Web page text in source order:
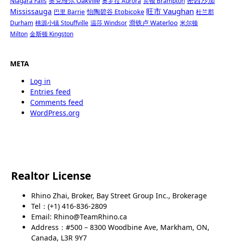
Mississauga 巴里 Barrie 怡陶碧谷 Etobicoke 旺市 Vaughan 杜兰郡
Durham 桃源小镇 Stouffville 温莎 Windsor 滑铁卢 Waterloo 米尔顿
Milton 金斯顿 Kingston
META
Log in
Entries feed
Comments feed
WordPress.org
Realtor License
Rhino Zhai, Broker, Bay Street Group Inc., Brokerage
Tel：(+1) 416-836-2809
Email: Rhino@TeamRhino.ca
Address：#500 – 8300 Woodbine Ave, Markham, ON,
Canada, L3R 9Y7